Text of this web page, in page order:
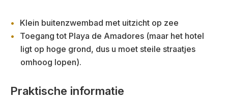
Klein buitenzwembad met uitzicht op zee
Toegang tot Playa de Amadores (maar het hotel
ligt op hoge grond, dus u moet steile straatjes
omhoog lopen).
Praktische informatie